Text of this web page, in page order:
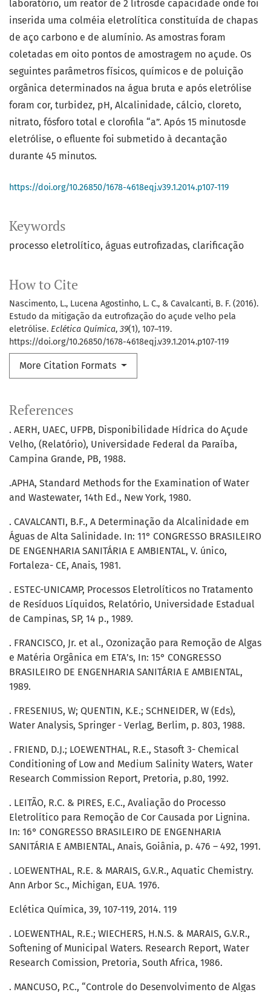
Keywords
processo eletrolítico águas eutrofizadas clarificação
How to Cite
Nascimento, L., Lucena Agostinho, L. C., & Cavalcanti, B. F. (2016).
Estudo da mitigação da eutrofização do açude velho pela
eletrólise. Eclética Química, 39(1), 107–119.
https://doi.org/10.26850/1678-4618eqj.v39.1.2014.p107-119
More Citation Formats
laboratório, um reator de 2 litrosde capacidade onde foi
inserida uma colméia eletrolítica constituída de chapas
de aço carbono e de alumínio. As amostras foram
coletadas em oito pontos de amostragem no açude. Os
seguintes parâmetros físicos, químicos e de poluição
orgânica determinados na água bruta e após eletrólise
foram cor, turbidez, pH, Alcalinidade, cálcio, cloreto,
nitrato, fósforo total e clorofila “a”. Após 15 minutosde
eletrólise, o efluente foi submetido à decantação
durante 45 minutos.
https://doi.org/10.26850/1678-4618eqj.v39.1.2014.p107-119
References
. AERH, UAEC, UFPB, Disponibilidade Hídrica do Açude
Velho, (Relatório), Universidade Federal da Paraíba,
Campina Grande, PB, 1988.
.APHA, Standard Methods for the Examination of Water
and Wastewater, 14th Ed., New York, 1980.
. CAVALCANTI, B.F., A Determinação da Alcalinidade em
Águas de Alta Salinidade. In: 11° CONGRESSO BRASILEIRO
DE ENGENHARIA SANITÁRIA E AMBIENTAL, V. único,
Fortaleza- CE, Anais, 1981.
. ESTEC-UNICAMP, Processos Eletrolíticos no Tratamento
de Resíduos Líquidos, Relatório, Universidade Estadual
de Campinas, SP, 14 p., 1989.
. FRANCISCO, Jr. et al., Ozonização para Remoção de Algas
e Matéria Orgânica em ETA’s, In: 15° CONGRESSO
BRASILEIRO DE ENGENHARIA SANITÁRIA E AMBIENTAL,
1989.
. FRESENIUS, W; QUENTIN, K.E.; SCHNEIDER, W (Eds),
Water Analysis, Springer - Verlag, Berlim, p. 803, 1988.
. FRIEND, D.J.; LOEWENTHAL, R.E., Stasoft 3- Chemical
Conditioning of Low and Medium Salinity Waters, Water
Research Commission Report, Pretoria, p.80, 1992.
. LEITÃO, R.C. & PIRES, E.C., Avaliação do Processo
Eletrolítico para Remoção de Cor Causada por Lignina.
In: 16° CONGRESSO BRASILEIRO DE ENGENHARIA
SANITÁRIA E AMBIENTAL, Anais, Goiânia, p. 476 – 492, 1991.
. LOEWENTHAL, R.E. & MARAIS, G.V.R., Aquatic Chemistry.
Ann Arbor Sc., Michigan, EUA. 1976.
Eclética Química, 39, 107-119, 2014. 119
. LOEWENTHAL, R.E.; WIECHERS, H.N.S. & MARAIS, G.V.R.,
Softening of Municipal Waters. Research Report, Water
Research Comission, Pretoria, South Africa, 1986.
. MANCUSO, P.C., “Controle do Desenvolvimento de Algas